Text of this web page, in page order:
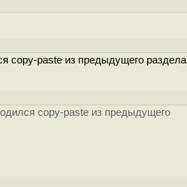
copy-paste из предыдущего
copy-paste из предыдущего